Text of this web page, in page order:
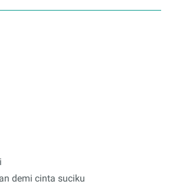
demi cinta suciku